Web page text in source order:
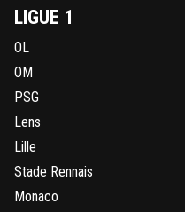
LIGUE 1
OL
OM
PSG
Lens
Lille
Stade Rennais
Monaco